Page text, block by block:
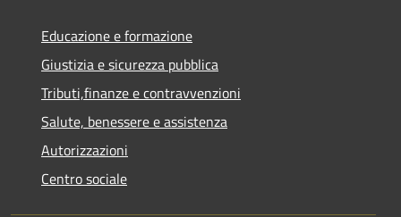
Educazione e formazione
Giustizia e sicurezza pubblica
Tributi,finanze e contravvenzioni
Salute, benessere e assistenza
Autorizzazioni
Centro sociale